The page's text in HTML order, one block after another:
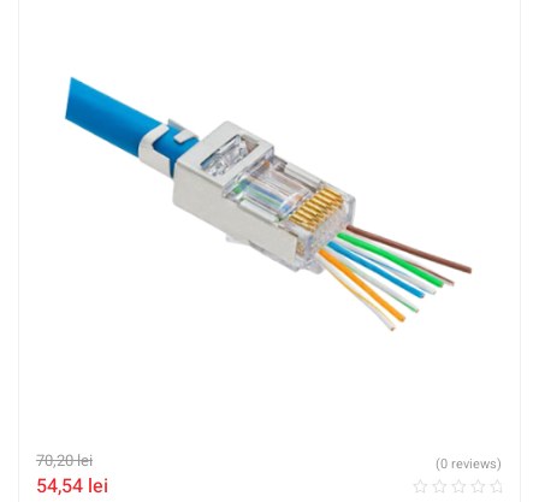
70,20lei
54,54 lei
(0 reviews)